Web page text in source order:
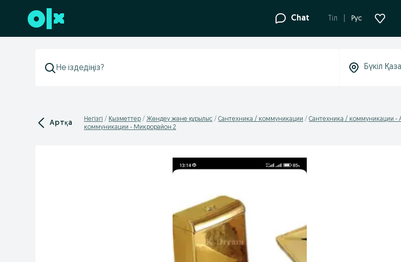
Төменгі деректемеге өту Chat Tіл Рус
Артқа Негізгі Қызметтер Жөндеу жəне құрылыс Сантехника / коммуникации Сантехника / коммуникации -
коммуникации - Микрорайон 2